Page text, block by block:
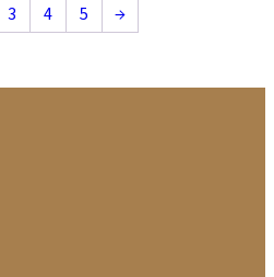
3 4 5 →